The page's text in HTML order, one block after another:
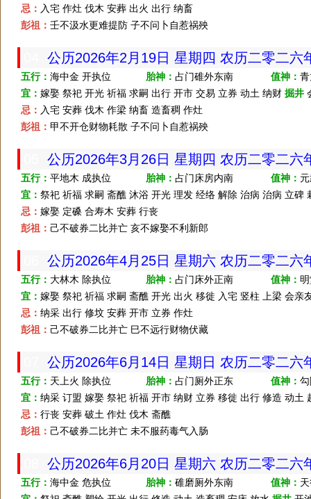
忌： 入宅 作灶 伐木 安葬 出火 出行 纳畜
彭祖： 壬不汲水更难提防 子不问卜自惹祸殃
公历2026年2月19日 星期四 农历二零二
五行： 海中金 开执位 胎神： 占门碓外东南 值神：
宜： 嫁娶 祭祀 开光 祈福 求嗣 出行 开市 交易 立券 动土 纳财 掘井
忌： 入宅 安葬 伐木 作梁 纳畜 造畜稠 作灶
彭祖： 甲不开仓财物耗散 子不问卜自惹祸殃
公历2026年3月26日 星期四 农历二零二
五行： 平地木 成执位 胎神： 占门床房内南 值神：
宜： 祭祀 祈福 求嗣 斋醮 沐浴 开光 理发 经络 解除 治病 治病 立碑
忌： 嫁娶 定磉 合寿木 安葬 行丧
彭祖： 己不破券二比并亡 亥不嫁娶不利新郎
公历2026年4月25日 星期六 农历二零二
五行： 大林木 除执位 胎神： 占门床外正南 值神：
宜： 嫁娶 祭祀 祈福 求嗣 斋醮 开光 出火 移徙 入宅 竖柱 上梁 会
忌： 纳采 出行 修坟 安葬 开市 立券 作灶
彭祖： 己不破券二比并亡 巳不远行财物伏藏
公历2026年6月14日 星期日 农历二零二
五行： 天上火 除执位 胎神： 占门厕外正东 值神：
宜： 纳采 订盟 嫁娶 祭祀 祈福 开市 纳财 立券 移徙 出行 修造 动
忌： 行丧 安葬 破土 作灶 伐木 斋醮
彭祖： 己不破券二比并亡 未不服药毒气入肠
公历2026年6月20日 星期六 农历二零二
五行： 海中金 危执位 胎神： 碓磨厕外东南 值神：